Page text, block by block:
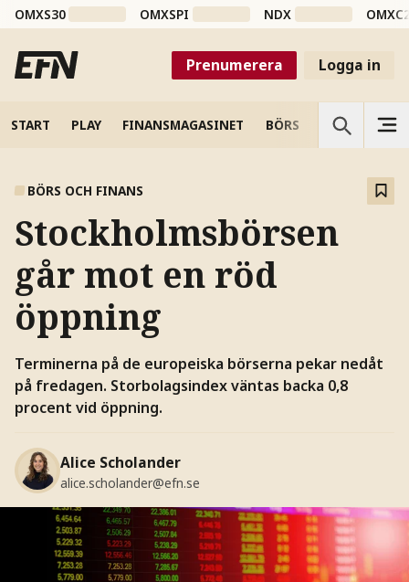
OMXS30 OMXSPI NDX
Prenumerera Logga in
START PLAY FINANSMAGASINET BÖRS VETENSKAP
BÖRS OCH FINANS
Stockholmsbörsen
går mot en röd
öppning
Terminerna på de europeiska börserna pekar nedåt
på fredagen. Storbolagsindex väntas backa 0,8
procent vid öppning.
Alice Scholander
alice.scholander@efn.se